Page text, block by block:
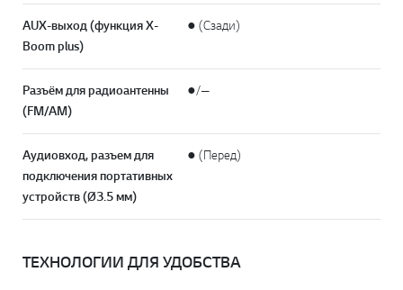
AUX-выход (функция X-
Boom plus)
● (Сзади)
Разъём для радиоантенны
(FM/AM)
●/—
Аудиовход, разъем для
подключения портативных
устройств (Ø3.5 мм)
● (Перед)
ТЕХНОЛОГИИ ДЛЯ УДОБСТВА